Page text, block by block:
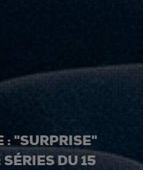
: "SURPRISE"
DU 15